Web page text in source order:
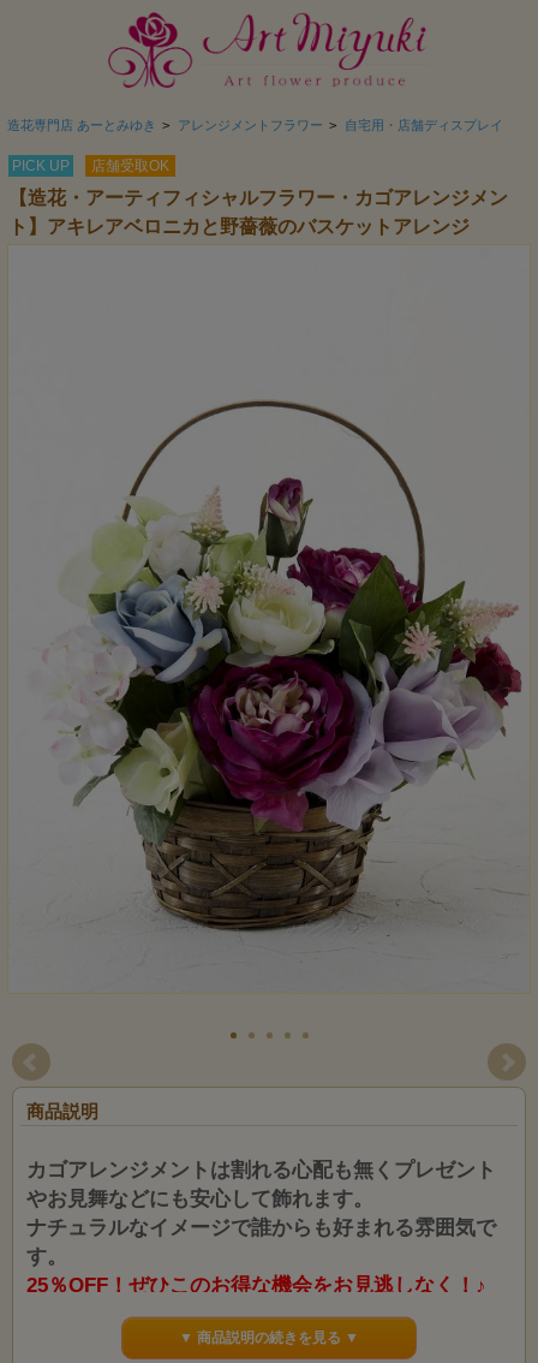
造花専門店 あーとみゆき > アレンジメントフラワー > 自宅用・店舗ディスプレイ
PICK UP 店舗受取OK
【造花・アーティフィシャルフラワー・カゴアレンジメン
ト】アキレアベロニカと野薔薇のバスケットアレンジ
商品説明
カゴアレンジメントは割れる心配も無くプレゼント
やお見舞などにも安心して飾れます。
ナチュラルなイメージで誰からも好まれる雰囲気で
す。
25％OFF！ぜひこのお得な機会をお見逃しなく！♪
ナチュラルテイストの可愛らしいバスケットアレンジです。
お水や土を使わず衛生的な造花は扱いやすさも抜群！
▼ 商品説明の続きを見る ▼